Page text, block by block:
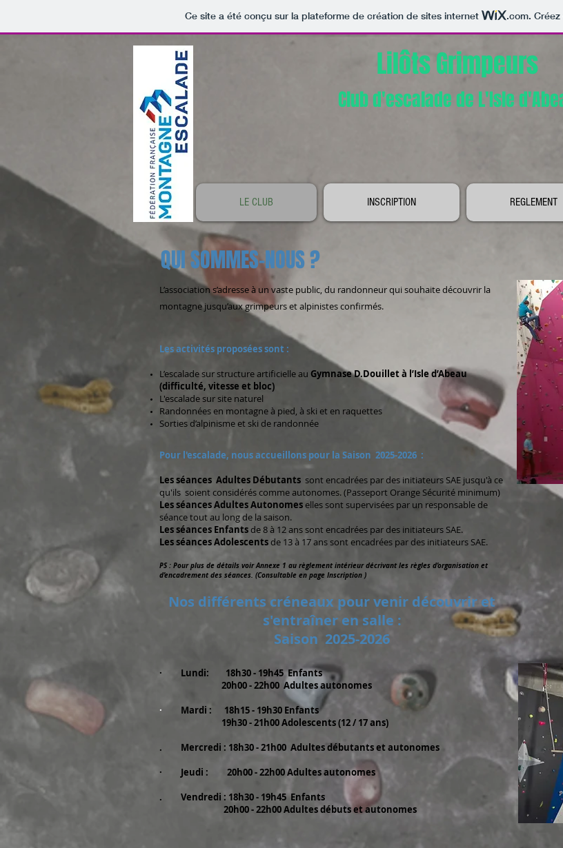
Ce site a été conçu sur la plateforme de création de sites internet .com.
Lilôts Grimpeurs
Club d'escalade de L'Isle
LE CLUB INSCRIPTION REGLEMENT
QUI SOMMES-NOUS ?
L’association s’adresse à un vaste public, du randonneur qui souhaite découvrir la
montagne jusqu’aux grimpeurs et alpinistes confirmés.
Les activités proposées sont :
L’escalade sur structure artificielle au Gymnase D.Douillet à l’Isle d’Abeau
(difficulté, vitesse et bloc)
L'escalade sur site naturel
Randonnées en montagne à pied, à ski et en raquettes
Sorties d’alpinisme et ski de randonnée
Pour l'escalade, nous accueillons pour la Saison 2025-2026 :
Les séances Adultes Débutants sont encadrées par des initiateurs SAE jusqu'à ce
qu'ils soient considérés comme autonomes. (Passeport Orange Sécurité minimum)
Les séances Adultes Autonomeselles sont supervisées par un responsable de
séance tout au long de la saison.
Les séances Enfantsde 8 à 12 ans sont encadrées par des initiateurs SAE.
Les séances Adolescentsde 13 à 17 ans sont encadrées par des initiateurs SAE.
PS : Pour plus de détails voir Annexe 1 au règlement intérieur décrivant les règles d’organisation et
d’encadrement des séances. (Consultable en page Inscription )
Nos différents créneaux pour venir découvrir et
s'entraîner en salle :
Saison 2025-2026
· Lundi: 18h30 - 19h45 Enfants
20h00 - 22h00 Adultes autonomes
·
Mardi : 18h15 - 19h30 Enfants
19h30 - 21h00 Adolescents (12 / 17 ans)
. Mercredi : 18h30 - 21h00 Adultes débutants et autonomes
· Jeudi : 20h00 - 22h00 Adultes autonomes
. Vendredi : 18h30 - 19h45 Enfants
20h00 - 22h00 Adultes débuts et autonomes